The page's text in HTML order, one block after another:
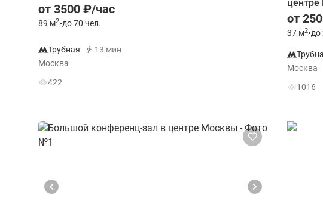
от 3500 ₽/час
89 м2•до 70 чел.
Трубная
13 мин
Москва
422
от
37 м2•до
Москва
1016